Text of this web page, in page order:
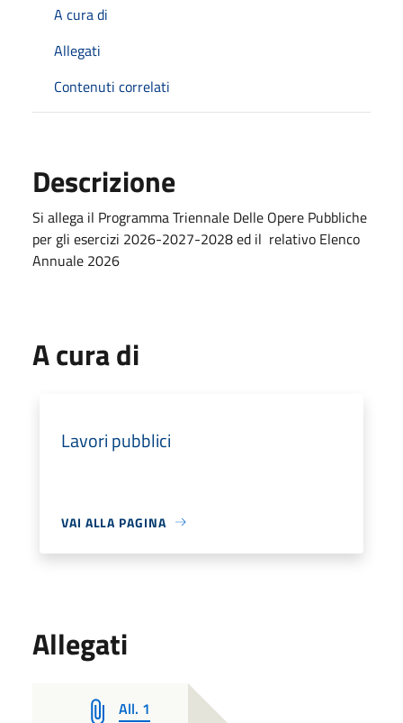
A cura di
Allegati
Contenuti correlati
Descrizione
Si allega il Programma Triennale Delle Opere Pubbliche
per gli esercizi 2026-2027-2028 ed il relativo Elenco
Annuale 2026
A cura di
Lavori pubblici
VAI ALLA PAGINA
Allegati
All. 1